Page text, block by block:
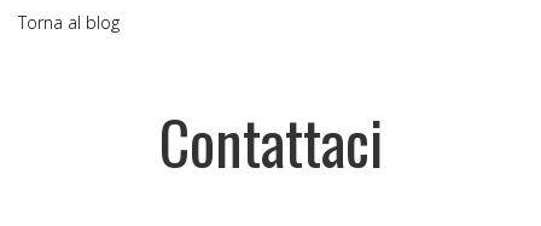
Torna al blog
Contattaci